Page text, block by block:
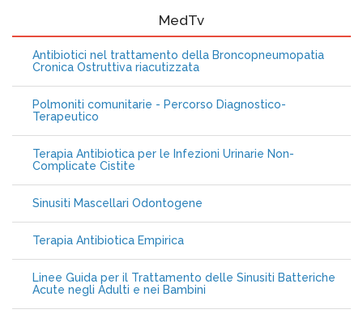
MedTv
Antibiotici nel trattamento della Broncopneumopatia
Cronica Ostruttiva riacutizzata
Polmoniti comunitarie - Percorso Diagnostico-
Terapeutico
Terapia Antibiotica per le Infezioni Urinarie Non-
Complicate Cistite
Sinusiti Mascellari Odontogene
Terapia Antibiotica Empirica
Linee Guida per il Trattamento delle Sinusiti Batteriche
Acute negli Adulti e nei Bambini